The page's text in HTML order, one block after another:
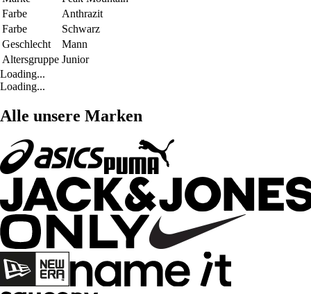
Farbe
Anthrazit
Farbe
Schwarz
Geschlecht
Mann
Altersgruppe Junior
Loading...
Loading...
Alle unsere Marken